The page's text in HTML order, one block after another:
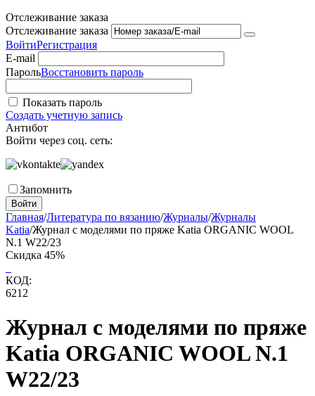
Отслеживание заказа
Отслеживание заказа
ВойтиРегистрация
E-mail
ПарольВосстановить пароль
Показать пароль
Создать учетную запись
Антибот
Войти через соц. сеть:
Запомнить
Войти
Главная/Литература по вязанию/Журналы/Журналы
Katia/Журнал с моделями по пряже Katia ORGANIC WOOL
N.1 W22/23
Скидка 45%
КОД:
6212
Журнал с моделями по пряже
Katia ORGANIC WOOL N.1
W22/23